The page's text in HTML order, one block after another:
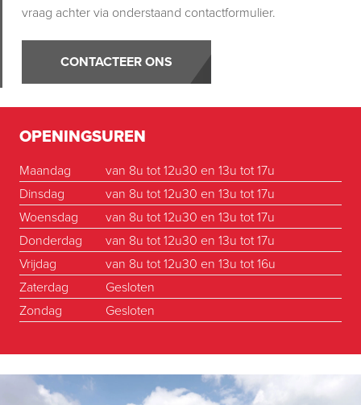
vraag achter via onderstaand contactformulier.
CONTACTEER ONS
OPENINGSUREN
Maandag
van 8u tot 12u30 en 13u tot 17u
Dinsdag
van 8u tot 12u30 en 13u tot 17u
Woensdag
van 8u tot 12u30 en 13u tot 17u
Donderdag
van 8u tot 12u30 en 13u tot 17u
Vrijdag
van 8u tot 12u30 en 13u tot 16u
Zaterdag
Gesloten
Zondag
Gesloten